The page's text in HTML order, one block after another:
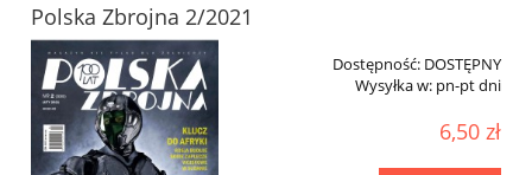
Polska Zbrojna 2/2021
Dostępność: DOSTĘPNY
Wysyłka w: pn-pt dni
6,50 zł